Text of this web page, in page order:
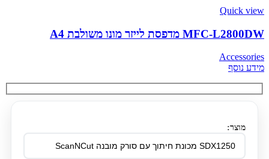
Quick view
MFC-L2800DW מדפסת לייזר מונו משולבת A4
Accessories
מידע נוסף
מוצר: